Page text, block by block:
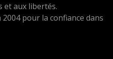
et aux libertés.
pour la confiance dans